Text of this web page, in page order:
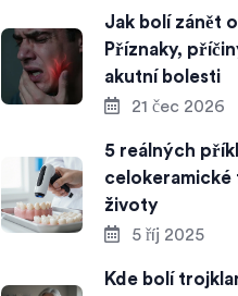
Jak bolí zánět
Příznaky,
akutní bolesti
21 čec 2026
5 reálných
celokeramické
životy
5 říj 2025
Kde bolí